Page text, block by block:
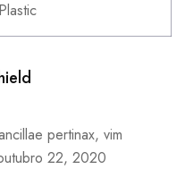
Plastic
22, 2020
pertinax, vim